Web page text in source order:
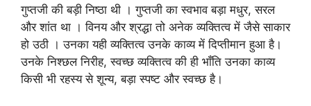
गुप्तजी की बड़ी निष्ठा थी । गुप्तजी का स्वभाव बड़ा मधुर, सरल
और शांत था । विनय और श्रद्धा तो अनेक व्यक्तित्व में जैसे साकार
हो उठी । उनका यही व्यक्तित्व उनके काव्य में दिप्तीमान हुआ है।
उनके निश्छल निरीह, स्वच्छ व्यक्तित्व की ही भाँति उनका काव्य
किसी भी रहस्य से शून्य, बड़ा स्पष्ट और स्वच्छ है।